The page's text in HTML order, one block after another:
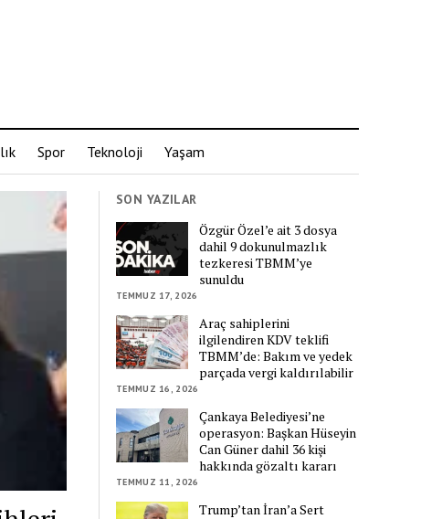
Spor Teknoloji Yaşam
SON YAZILAR
Özgür Özel’e ait 3 dosya
dahil 9 dokunulmazlık
tezkeresi TBMM’ye
sunuldu
TEMMUZ 17, 2026
Araç sahiplerini
ilgilendiren KDV teklifi
TBMM’de: Bakım ve yedek
parçada vergi kaldırılabilir
TEMMUZ 16, 2026
Çankaya Belediyesi’ne
operasyon: Başkan Hüseyin
Can Güner dahil 36 kişi
hakkında gözaltı kararı
TEMMUZ 11, 2026
Trump’tan İran’a Sert